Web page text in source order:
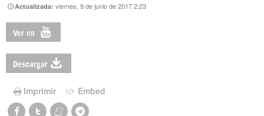
Actualizada:viernes, 9 de junio de 2017 2:23
Ver en
Descargar
Imprimir Embed